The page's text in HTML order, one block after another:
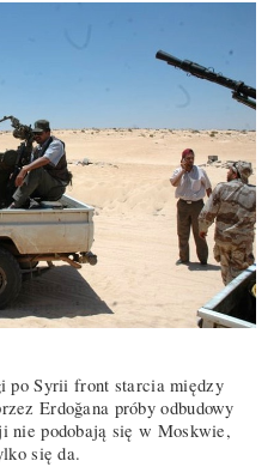
po Syrii front starcia między
Erdoğana próby odbudowy
nie podobają się w Moskwie,
się da.